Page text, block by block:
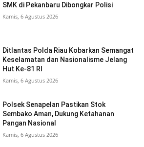
SMK di Pekanbaru Dibongkar Polisi
Kamis, 6 Agustus 2026
Ditlantas Polda Riau Kobarkan Semangat
Keselamatan dan Nasionalisme Jelang
Hut Ke-81 RI
Kamis, 6 Agustus 2026
Polsek Senapelan Pastikan Stok
Sembako Aman, Dukung Ketahanan
Pangan Nasional
Kamis, 6 Agustus 2026